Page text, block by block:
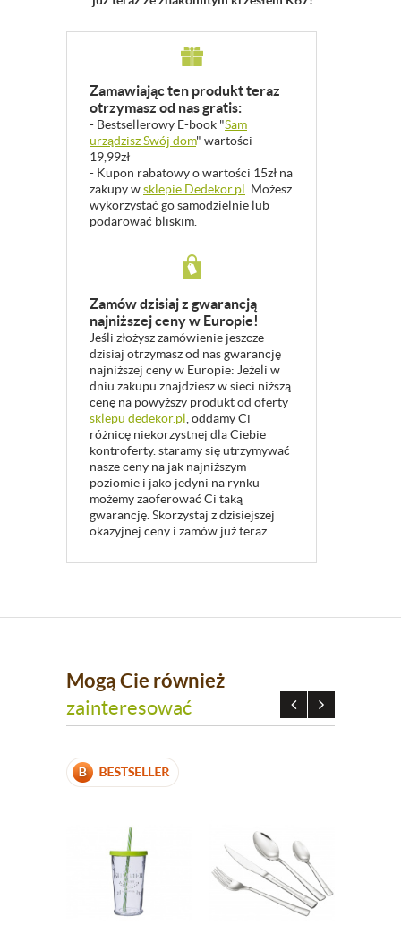
Zamawiając ten produkt teraz
otrzymasz od nas gratis:
- Bestsellerowy E-book "Sam
urządzisz Swój dom" wartości
19,99zł
- Kupon rabatowy o wartości 15zł na
zakupy wsklepie Dedekor.pl. Możesz
wykorzystać go samodzielnie lub
podarować bliskim.
Zamów dzisiaj z gwarancją
najniższej ceny w Europie!
Jeśli złożysz zamówienie jeszcze
dzisiaj otrzymasz od nas gwarancję
najniższej ceny w Europie: Jeżeli w
dniu zakupu znajdziesz w sieci niższą
cenę na powyższy produkt od oferty
sklepu dedekor.pl, oddamy Ci
różnicę niekorzystnej dla Ciebie
kontroferty. staramy się utrzymywać
nasze ceny na jak najniższym
poziomie i jako jedyni na rynku
możemy zaoferować Ci taką
gwarancję. Skorzystaj z dzisiejszej
okazyjnej ceny i zamów już teraz.
Mogą Cie również
zainteresować